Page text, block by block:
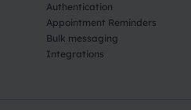
Authentication
Appointment Reminders
Bulk messaging
Integrations